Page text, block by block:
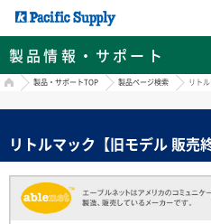
製品情報・サポート
HOME製品・サポートTOP 製品ページ検索 リト
リトルマック【旧モデル 販売